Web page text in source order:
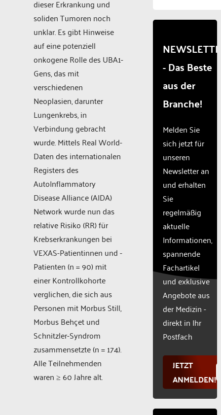
dieser Erkrankung und
soliden Tumoren noch
unklar. Es gibt Hinweise
auf eine potenziell
onkogene Rolle des UBA1-
Gens, das mit
verschiedenen
Neoplasien, darunter
Lungenkrebs, in
Verbindung gebracht
wurde. Mittels Real World-
Daten des internationalen
Registers des
AutoInflammatory
Disease Alliance (AIDA)
Network wurde nun das
relative Risiko (RR) für
Krebserkrankungen bei
VEXAS-Patientinnen und -
Patienten (n = 90) mit
einer Kontrollkohorte
verglichen, die sich aus
Personen mit Morbus Still,
Morbus Behçet und
Schnitzler-Syndrom
zusammensetzte (n = 174).
Alle Teilnehmenden
waren ≥ 60 Jahre alt.
due to
that
are
not
disclosed
to the
The
owner
needs
to
setup
the
site
with
CMP
to add
content
to the
list of
used.
Powered
Consent
- Das Beste
aus der
Branche!
Melden Sie
sich jetzt für
unseren
Newsletter an
und erhalten
Sie
regelmäßig
aktuelle
Informationen,
spannende
Fachartikel
und exklusive
Angebote aus
der Medizin -
direkt in Ihr
Postfach
JETZT
ANMELDEN!